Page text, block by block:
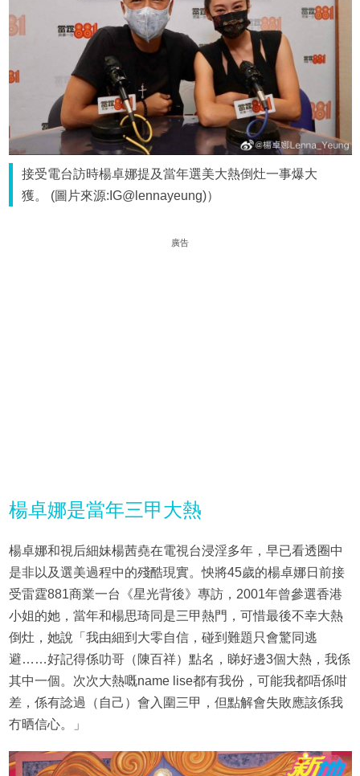
接受電台訪時楊卓娜提及當年選美大熱倒灶一事爆大
獲。 (圖片來源:IG@lennayeung)）
廣告
楊卓娜是當年三甲大熱
楊卓娜和視后細妹楊茜堯在電視台浸淫多年，早已看透圈中
是非以及選美過程中的殘酷現實。怏將45歲的楊卓娜日前接
受雷霆881商業一台《星光背後》專訪，2001年曾參選香港
小姐的她，當年和楊思琦同是三甲熱門，可惜最後不幸大熱
倒灶，她說「我由細到大零自信，碰到難題只會驚同逃
避……好記得係叻哥（陳百祥）點名，睇好邊3個大熱，我係
其中一個。次次大熱嘅name lise都有我份，可能我都唔係咁
差，係有諗過（自己）會入圍三甲，但點解會失敗應該係我
冇晒信心。」